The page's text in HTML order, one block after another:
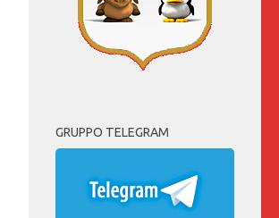
GRUPPO TELEGRAM